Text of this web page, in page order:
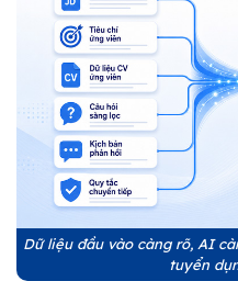
Dữ liệu đầu vào càng rõ, AI
tuyển